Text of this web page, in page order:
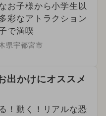
お子様から小学生以
多彩なアトラクション
で満喫
県宇都宮市
かけにオススメ
！動く！リアルな恐